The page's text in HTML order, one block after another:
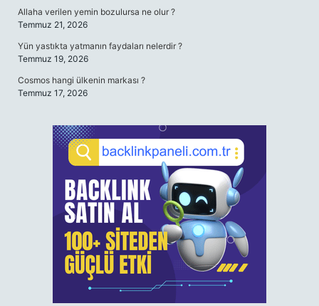
Allaha verilen yemin bozulursa ne olur ?
Temmuz 21, 2026
Yün yastıkta yatmanın faydaları nelerdir ?
Temmuz 19, 2026
Cosmos hangi ülkenin markası ?
Temmuz 17, 2026